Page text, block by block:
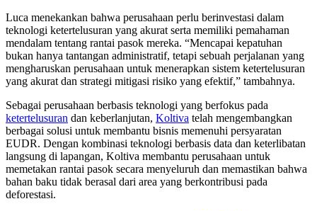
Luca menekankan bahwa perusahaan perlu berinvestasi dalam
teknologi ketertelusuran yang akurat serta memiliki pemahaman
mendalam tentang rantai pasok mereka. “Mencapai kepatuhan
bukan hanya tantangan administratif, tetapi sebuah perjalanan yang
mengharuskan perusahaan untuk menerapkan sistem ketertelusuran
yang akurat dan strategi mitigasi risiko yang efektif,” tambahnya.
Sebagai perusahaan berbasis teknologi yang berfokus pada
ketertelusuran dan keberlanjutan, Koltiva telah mengembangkan
berbagai solusi untuk membantu bisnis memenuhi persyaratan
EUDR. Dengan kombinasi teknologi berbasis data dan keterlibatan
langsung di lapangan, Koltiva membantu perusahaan untuk
memetakan rantai pasok secara menyeluruh dan memastikan bahwa
bahan baku tidak berasal dari area yang berkontribusi pada
deforestasi.